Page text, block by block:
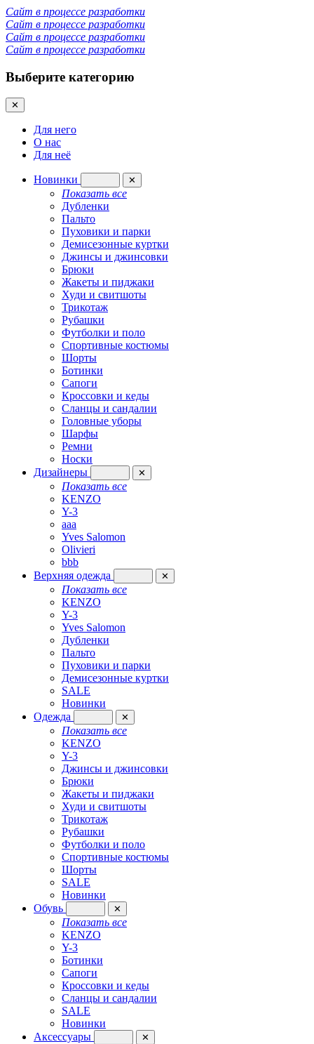
Сайт в процессе разработки
Сайт в процессе разработки
Сайт в процессе разработки
Сайт в процессе разработки
Выберите категорию
✕
Для него
О нас
Для неё
Новинки ✕
Показать все
Дубленки
Пальто
Пуховики и парки
Демисезонные куртки
Джинсы и джинсовки
Брюки
Жакеты и пиджаки
Худи и свитшоты
Трикотаж
Рубашки
Футболки и поло
Спортивные костюмы
Шорты
Ботинки
Сапоги
Кроссовки и кеды
Сланцы и сандалии
Головные уборы
Шарфы
Ремни
Носки
Дизайнеры
✕
Показать все
KENZO
Y-3
aaa
Yves Salomon
Olivieri
bbb
Верхняя одежда
✕
Показать все
KENZO
Y-3
Yves Salomon
Дубленки
Пальто
Пуховики и парки
Демисезонные куртки
SALE
Новинки
Одежда
✕
Показать все
KENZO
Y-3
Джинсы и джинсовки
Брюки
Жакеты и пиджаки
Худи и свитшоты
Трикотаж
Рубашки
Футболки и поло
Спортивные костюмы
Шорты
SALE
Новинки
Обувь
✕
Показать все
KENZO
Y-3
Ботинки
Сапоги
Кроссовки и кеды
Сланцы и сандалии
SALE
Новинки
Аксессуары
✕